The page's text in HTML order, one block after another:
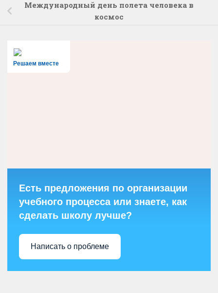
Международный день полета человека в
космос
Решаем вместе
Есть предложения по организации
учебного процесса или знаете, как
сделать школу лучше?
Написать о проблеме